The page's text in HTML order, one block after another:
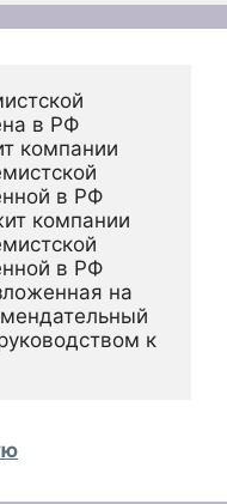
в РФ
компании
в РФ
компании
в РФ
на
к